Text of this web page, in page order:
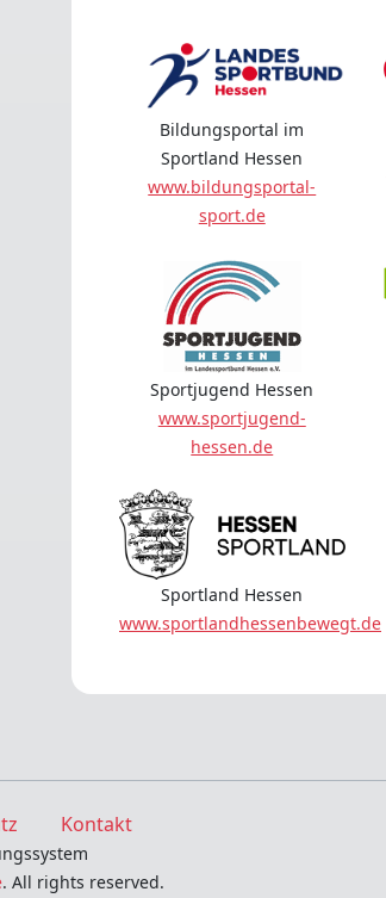
Bildungsportal im
Sportland Hessen
www.bildungsportal-
sport.de
Sportjugend Hessen
www.sportjugend-
hessen.de
Sportland Hessen
www.sportlandhessenbewegt.de
Kontakt
. All rights reserved.